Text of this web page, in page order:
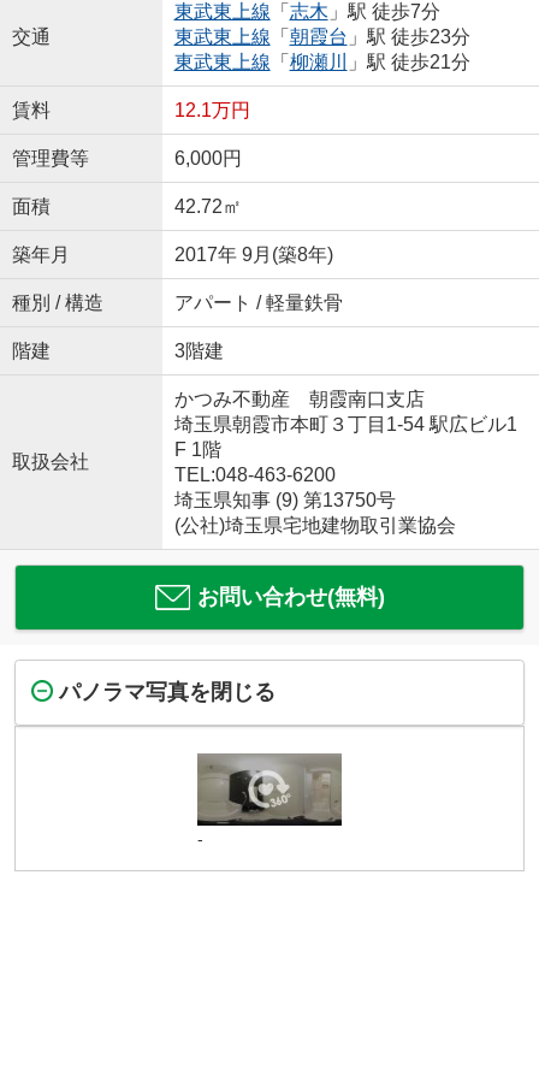
交通
東武東上線 「 志木 」駅 徒歩7分
東武東上線 「 朝霞台 」駅 徒歩23分
東武東上線 「 柳瀬川 」駅 徒歩21分
賃料 12.1万円
管理費等 6,000円
面積 42.72㎡
築年月 2017年 9月(築8年)
種別 / 構造 アパート / 軽量鉄骨
階建 3階建
取扱会社
かつみ不動産 朝霞南口支店
埼玉県朝霞市本町３丁目1-54 駅広ビル1
F 1階
TEL:048-463-6200
埼玉県知事 (9) 第13750号
(公社)埼玉県宅地建物取引業協会
お問い合わせ(無料)
パノラマ写真を閉じる
-